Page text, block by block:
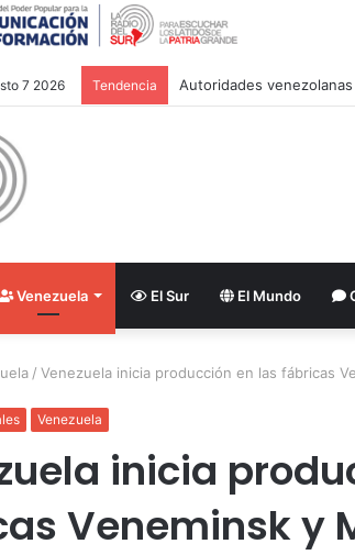
7 2026 Tendencia
Venezuela El Sur El Mundo
/ Venezuela inicia producción en las fábricas
Venezuela
inicia
Veneminsk y